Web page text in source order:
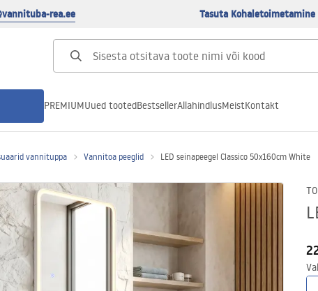
rea.ee Tasuta Kohaletoimetamine
PREMIUMUued tootedBestsellerAllahindlusMeistKontakt
vannituppa Vannitoa peeglid LED seinapeegel Classico 50x160cm White